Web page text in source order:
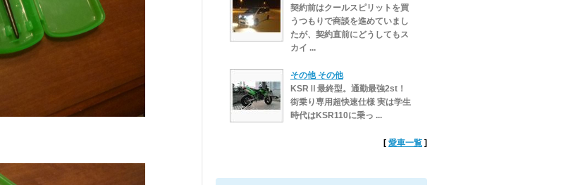
契約前はクールスピリットを買
うつもりで商談を進めていまし
たが、契約直前にどうしてもス
カイ ...
その他 その他
KSRⅡ最終型。通勤最強2st！
街乗り専用超快速仕様 実は学生
時代はKSR110に乗っ ...
[ 愛車一覧 ]